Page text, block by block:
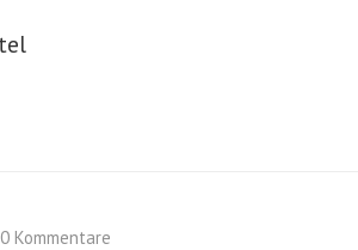
0 Kommentare